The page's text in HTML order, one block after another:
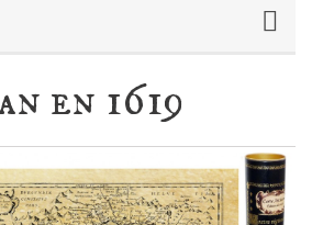
en 1619